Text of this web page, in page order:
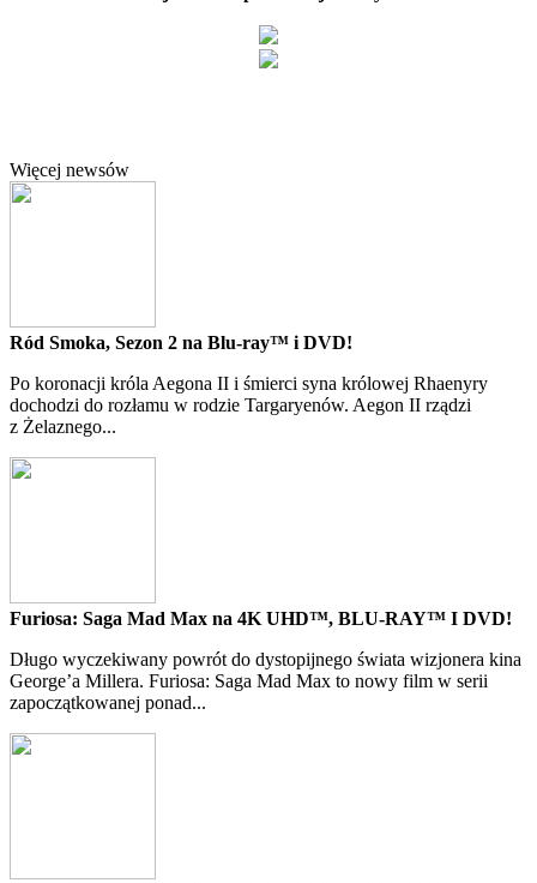
Więcej newsów
Ród Smoka, Sezon 2 na Blu-ray™ i DVD!
Po koronacji króla Aegona II i śmierci syna królowej Rhaenyry
dochodzi do rozłamu w rodzie Targaryenów. Aegon II rządzi
z Żelaznego...
Furiosa: Saga Mad Max na 4K UHD™, BLU-RAY™ I DVD!
Długo wyczekiwany powrót do dystopijnego świata wizjonera kina
George’a Millera. Furiosa: Saga Mad Max to nowy film w serii
zapoczątkowanej ponad...